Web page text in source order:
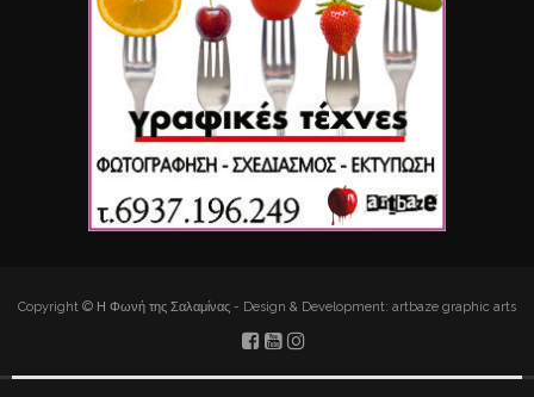
Copyright © Η Φωνή της Σαλαμίνας - Design & Development: artbaze graphic arts